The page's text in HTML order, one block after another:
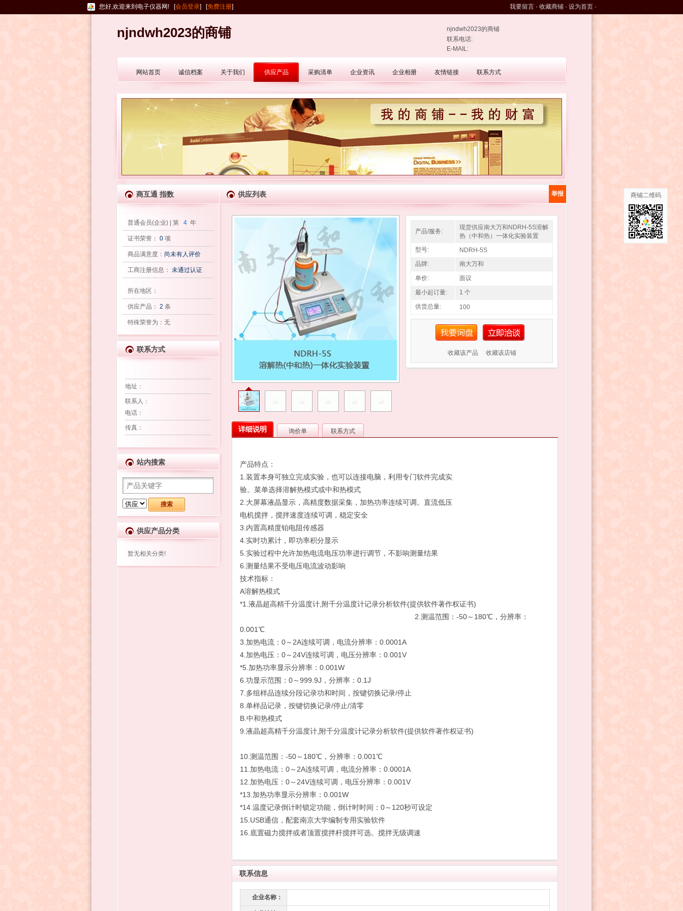
您好,欢迎来到电子仪器网! [会员登录] [免费注册] 我要留言 · 收藏商铺 · 设为首页 ·
njndwh2023的商铺
njndwh2023的商铺
联系电话:
E-MAIL:
网站首页 诚信档案 关于我们 供应产品 采购清单 企业资讯 企业相册 友情链接 联系方式
商互通 指数 供应列表 举报
普通会员(企业) | 第 4年
证书荣誉： 0项
商品满意度： 尚未有人评价
工商注册信息： 未通过认证
所在地区：
供应产品： 2 条
特殊荣誉为：无
联系方式
地址 ：
联系人 ：
电话：
传真：
站内搜索
供应产品分类
暂无相关分类!
产品/服务:
现货供应南大万和NDRH-5S溶解
热（中和热）一体化实验装置
型号:
NDRH-5S
品牌:
南大万和
单价:
面议
最小起订量:
1 个
供货总量:
100
收藏该产品 收藏该店铺
详细说明 询价单 联系方式
产品特点：
1.装置本身可独立完成实验，也可以连接电脑，利用专门软件完成实
验。菜单选择溶解热模式或中和热模式
2.大屏幕液晶显示，高精度数据采集，加热功率连续可调。直流低压
电机搅拌，搅拌速度连续可调，稳定安全
3.内置高精度铂电阻传感器
4.实时功累计，即功率积分显示
5.实验过程中允许加热电流电压功率进行调节，不影响测量结果
6.测量结果不受电压电流波动影响
技术指标：
A溶解热模式
*1.液晶超高精千分温度计,附千分温度计记录分析软件(提供软件著作权证书)
2.测温范围：-50～180℃，分辨率：
0.001℃
3.加热电流：0～2A连续可调，电流分辨率：0.0001A
4.加热电压：0～24V连续可调，电压分辨率：0.001V
*5.加热功率显示分辨率：0.001W
6.功显示范围：0～999.9J，分辨率：0.1J
7.多组样品连续分段记录功和时间，按键切换记录/停止
8.单样品记录，按键切换记录/停止/清零
B.中和热模式
9.液晶超高精千分温度计,附千分温度计记录分析软件(提供软件著作权证书)
10.测温范围：-50～180℃，分辨率：0.001℃
11.加热电流：0～2A连续可调，电流分辨率：0.0001A
12.加热电压：0～24V连续可调，电压分辨率：0.001V
*13.加热功率显示分辨率：0.001W
*14.温度记录倒计时锁定功能，倒计时时间：0～120秒可设定
15.USB通信，配套南京大学编制专用实验软件
16.底置磁力搅拌或者顶置搅拌杆搅拌可选。搅拌无级调速
联系信息
企业名称：
商铺二维码